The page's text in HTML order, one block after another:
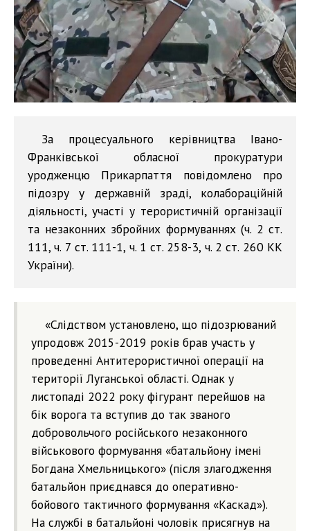
За процесуального керівництва Івано-
Франківської обласної прокуратури
уродженцю Прикарпаття повідомлено про
підозру у державній зраді, колабораційній
діяльності, участі у терористичній організації
та незаконних збройних формуваннях (ч. 2 ст.
111, ч. 7 ст. 111-1, ч. 1 ст. 258-3, ч. 2 ст. 260 КК
України).
«Слідством установлено, що підозрюваний
упродовж 2015-2019 років брав участь у
проведенні Антитерористичної операції на
території Луганської області. Однак у
листопаді 2022 року фігурант перейшов на
бік ворога та вступив до так званого
добровольчого російського незаконного
військового формування «батальйону імені
Богдана Хмельницького» (після злагодження
батальйон приєднався до оперативно-
бойового тактичного формування «Каскад»).
На службі в батальйоні чоловік присягнув на